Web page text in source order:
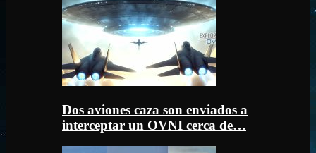
Dos aviones caza son enviados a
interceptar un OVNI cerca de…